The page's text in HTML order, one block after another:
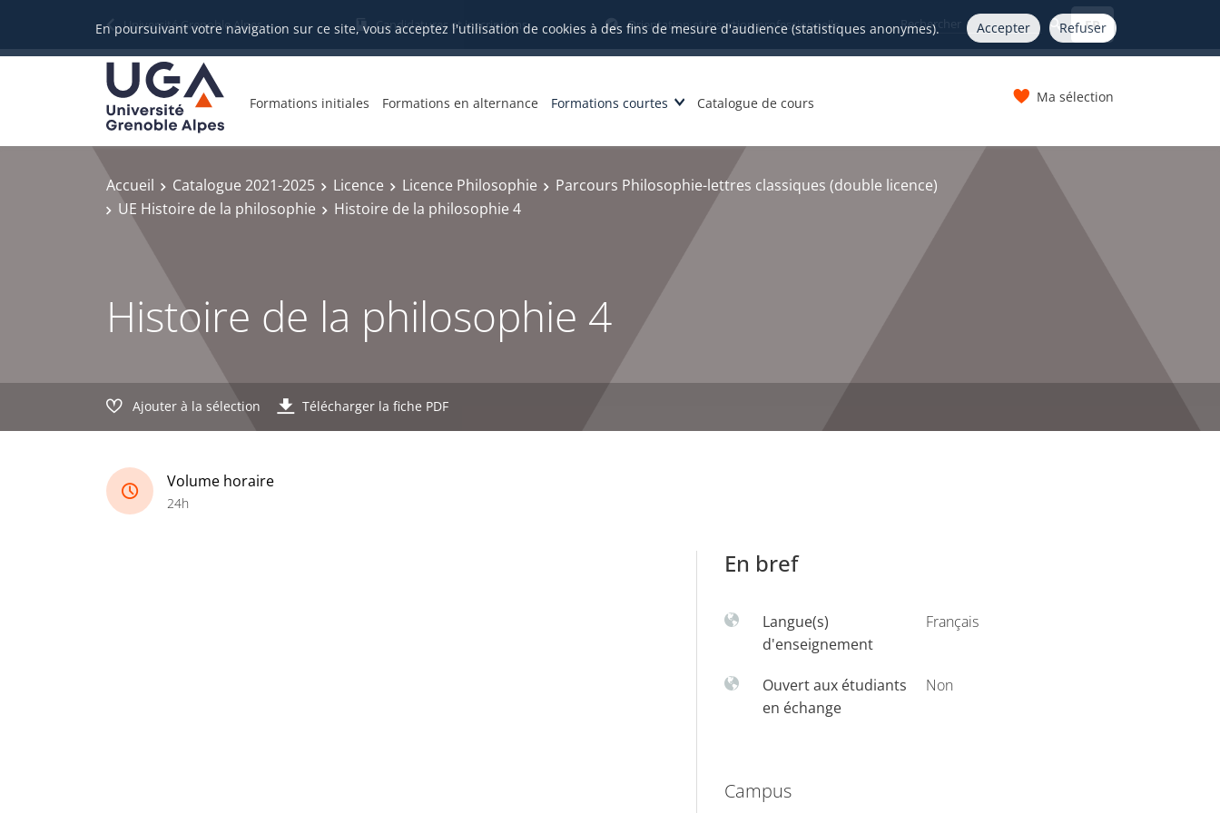
En poursuivant votre navigation sur ce site, vous acceptez l'utilisation de cookies à des fins de mesure d'audience (statistiques anonymes). Accepter Refuser
Université Grenoble Alpes Candidatures et inscriptions Orientation et insertion professionnelle FR
Formations initiales Formations en alternance Formations courtes Catalogue de cours Ma sélection
Accueil Catalogue 2021-2025 Licence Licence Philosophie
Parcours Philosophie-lettres classiques (double licence)
UE Histoire de la philosophie
Histoire de la philosophie 4
Histoire de la philosophie 4
Ajouter à la sélection Télécharger la fiche PDF
Volume horaire
24h
En bref
Langue(s)
d'enseignement
Français
Ouvert aux étudiants
en échange
Non
Campus